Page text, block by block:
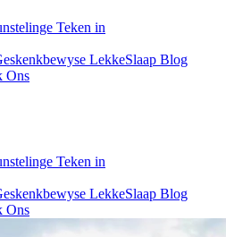
Teken in
LekkeSlaap Blog
Ons
Teken in
LekkeSlaap Blog
Ons